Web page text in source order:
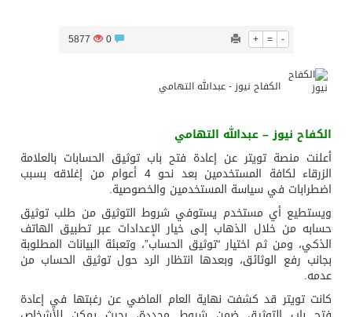
الهولندي مارينو بوستش يخلف يايسله في تدريب الاهلي
+ = -
0
5877
الكفاح نيوز - عبدالله التهامي
الكفاح نيوز – عبدالله التهامي
أعلنت منصة تويتر عن إعادة فتح باب توثيق الحسابات بالعلامة
الزرقاء لكافة المستخدمين بعد نحو 4 أعوام من إغلاقه بسبب
اضطرابات في سياسة المستخدمين والخصوصية.
ويستطيع أي مستخدم يستوفي شروط التوثيق من طلب توثيق
حسابه من خلال الذهاب إلى خيار الإعدادات عبر تطبيق الهاتف
الذكي، ومن ثم اختيار “توثيق الحساب”، وتعبئة البيانات المطلوبة
بجانب رفع الوثائق، وبعدها انتظار الرد حول توثيق الحساب من
عدمه.
كانت تويتر قد كشفت نهاية العام الماضي عن رغبتها في إعادة